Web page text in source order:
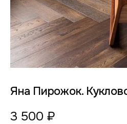
Яна Пирожок.
3 500 ₽